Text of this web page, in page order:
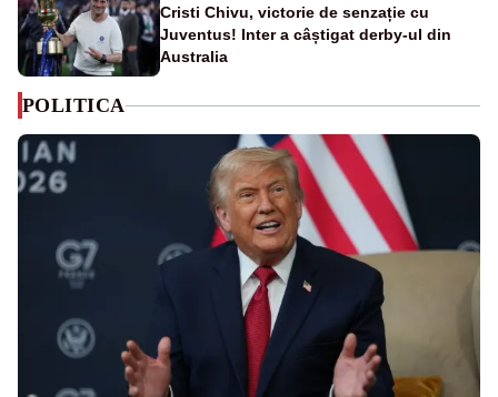
Cristi Chivu, victorie de senzație cu
Juventus! Inter a câștigat derby-ul din
Australia
POLITICA